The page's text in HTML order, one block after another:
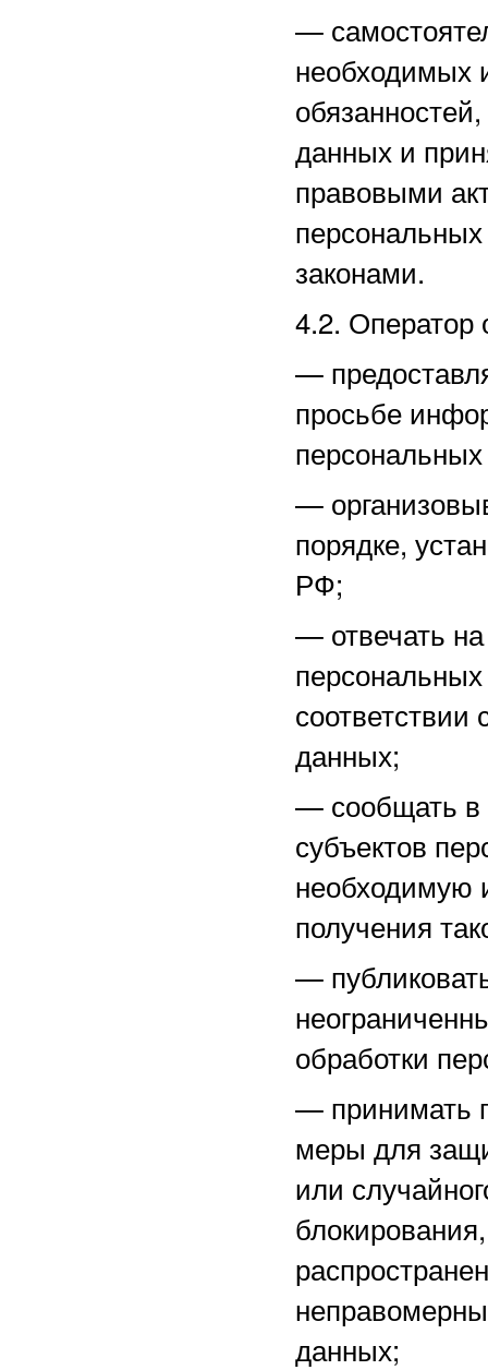
—
необходимых
данных и
правовыми
законами.
4.2. Оператор
—
просьбе
—
порядке,
РФ;
— отвечать
данных;
— сообщать
субъектов
необходимую
получения
—
обработки
— принимать
меры для
или
данных;